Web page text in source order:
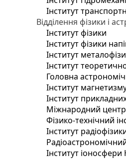
Інститут
Відділення фізики і
Інститут фізики
Інститут фізики
Інститут
Інститут
Головна
Інститут
Інститут
Міжнародний центр
Фізико-технічний
Інститут
Інститут